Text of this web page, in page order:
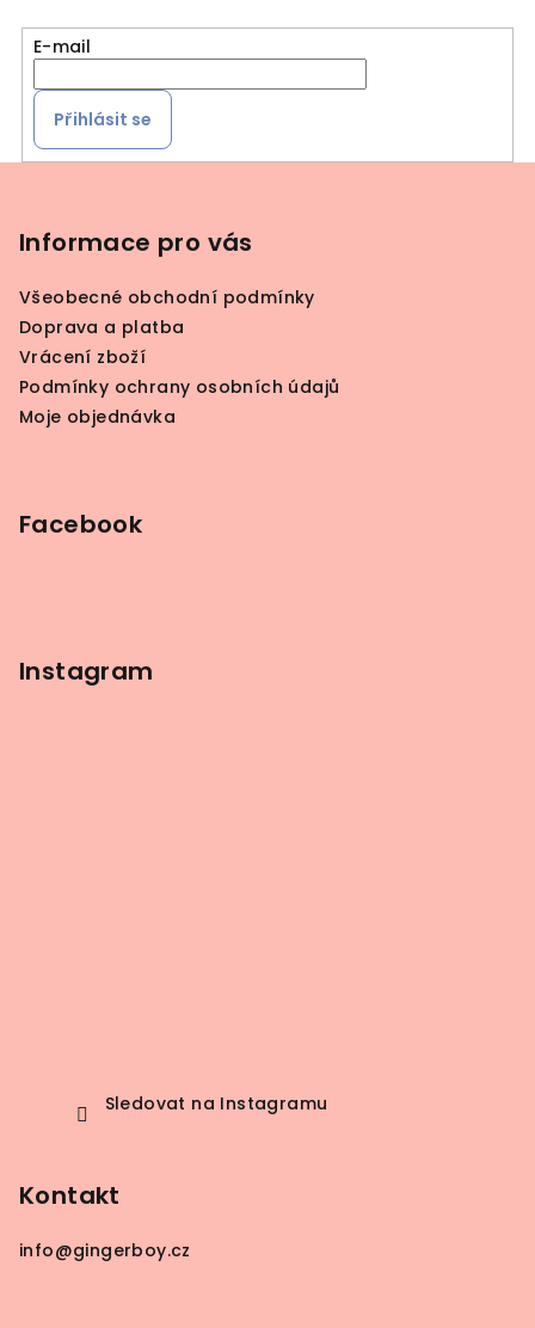
E-mail
Přihlásit se
Informace pro vás
Všeobecné obchodní podmínky
Doprava a platba
Vrácení zboží
Podmínky ochrany osobních údajů
Moje objednávka
Facebook
Instagram
Sledovat na Instagramu
Kontakt
info@gingerboy.cz